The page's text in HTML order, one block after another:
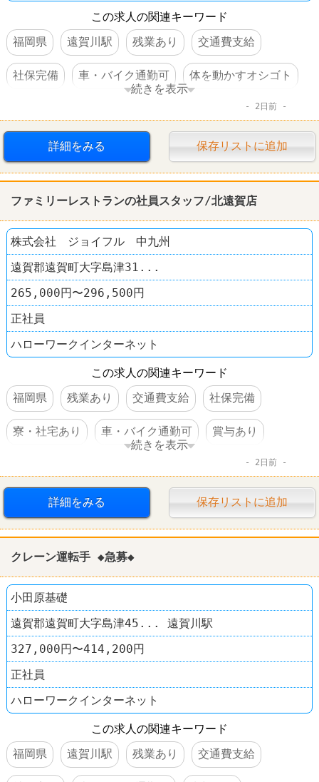
この求人の関連キーワード
福岡県
遠賀川駅 残業あり 交通費支給
社保完備 車・バイク通勤可 体を動かすオシゴト
続きを表示
2日前
詳細をみる 保存リストに追加
ファミリーレストランの社員スタッフ/北遠賀店
株式会社 ジョイフル 中九州
遠賀郡遠賀町大字島津31...
265,000円〜296,500円
正社員
ハローワークインターネット
この求人の関連キーワード
福岡県
残業あり 交通費支給 社保完備
寮・社宅あり 車・バイク通勤可 賞与あり
続きを表示
2日前
詳細をみる 保存リストに追加
クレーン運転手 ◆急募◆
小田原基礎
遠賀郡遠賀町大字島津45... 遠賀川駅
327,000円〜414,200円
正社員
ハローワークインターネット
この求人の関連キーワード
福岡県
遠賀川駅 残業あり 交通費支給